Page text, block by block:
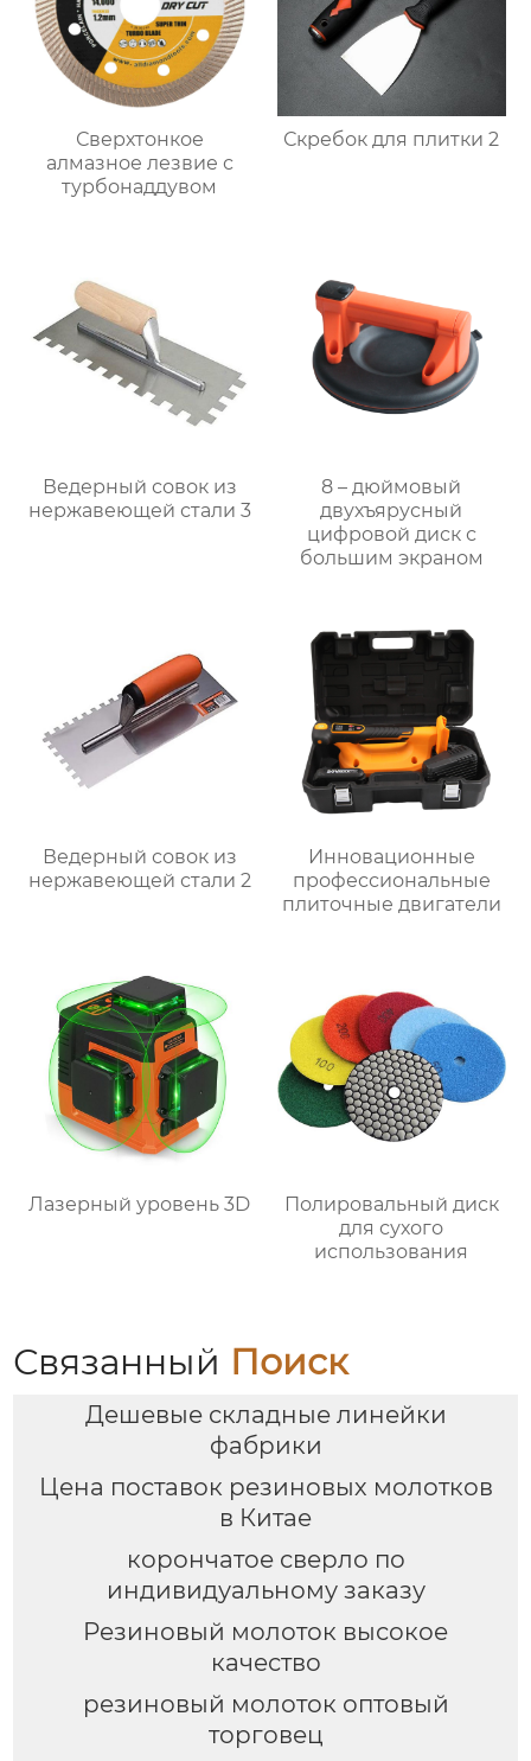
Сверхтонкое
алмазное лезвие с
турбонаддувом
Скребок для плитки 2
Ведерный совок из
нержавеющей стали 3
8 – дюймовый
двухъярусный
цифровой диск с
большим экраном
Ведерный совок из
нержавеющей стали 2
Инновационные
профессиональные
плиточные двигатели
Лазерный уровень 3D
Полировальный диск
для сухого
использования
Связанный Поиск
Дешевые складные линейки
фабрики
Цена поставок резиновых молотков
в Китае
корончатое сверло по
индивидуальному заказу
Резиновый молоток высокое
качество
резиновый молоток оптовый
торговец